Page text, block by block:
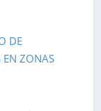
DE
EN ZONAS